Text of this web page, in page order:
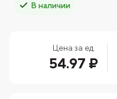
В наличии
Цена за ед.
54.97 ₽